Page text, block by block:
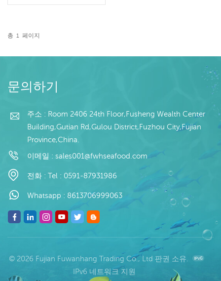
개/ctns 냉동방식 : 동해냉
총 1 페이지
문의하기
주소 : Room 2406 24th Floor,Fusheng Wealth Center
Building,Gutian Rd,Gulou District,Fuzhou City,Fujian
Province,China.
이메일 : sales001@fwhseafood.com
전화 : Tel : 0591-87931986
Whatsapp : 8613706999063
© 2026 Fujian Fuwanhang Trading Co., Ltd 판권 소유.
IPv6 네트워크 지원